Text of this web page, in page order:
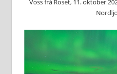
Voss frå Roset, 11. oktober